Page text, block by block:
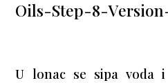
U lonac se sipa voda